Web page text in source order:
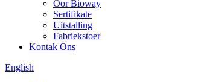
Oor Bioway
Sertifikate
Uitstalling
Fabriekstoer
Kontak Ons
English